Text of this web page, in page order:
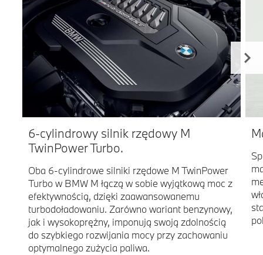
6-cylindrowy silnik rzędowy M
TwinPower Turbo.
Oba 6-cylindrowe silniki rzędowe M TwinPower
Turbo w BMW M łączą w sobie wyjątkową moc z
efektywnością, dzięki zaawansowanemu
turbodoładowaniu. Zarówno wariant benzynowy,
jak i wysokoprężny, imponują swoją zdolnością
do szybkiego rozwijania mocy przy zachowaniu
optymalnego zużycia paliwa.